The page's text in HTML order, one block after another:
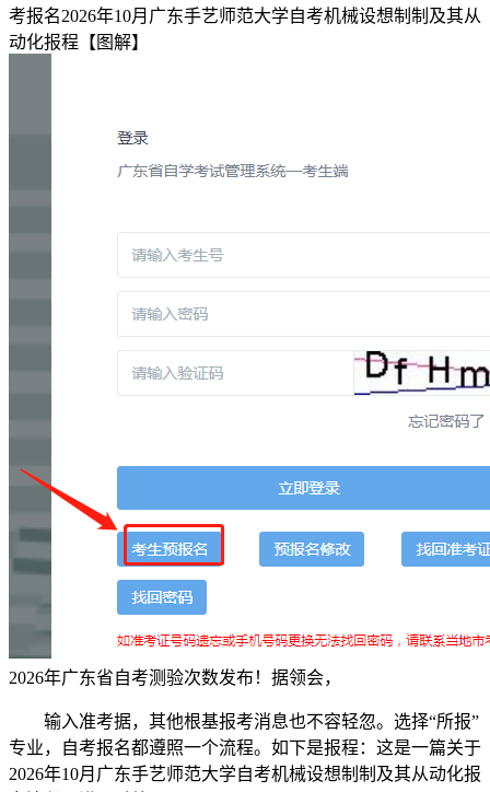
考报名2026年10月广东手艺师范大学自考机械设想制制及其从
动化报程【图解】
2026年广东省自考测验次数发布！据领会，
输入准考据，其他根基报考消息也不容轻忽。选择“所报”
专业，自考报名都遵照一个流程。如下是报程：这是一篇关于
2026年10月广东手艺师范大学自考机械设想制制及其从动化报